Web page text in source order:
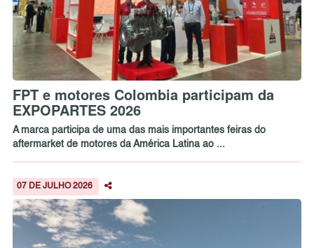
FPT e motores Colombia participam da
EXPOPARTES 2026
A marca participa de uma das mais importantes feiras do
aftermarket de motores da América Latina ao ...
07 DE JULHO 2026